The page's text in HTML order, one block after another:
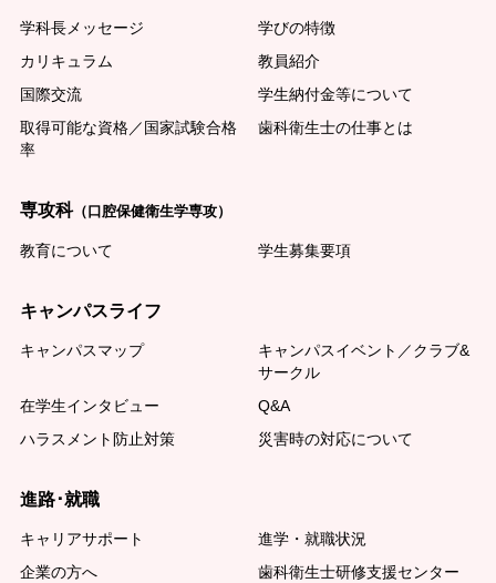
学科長メッセージ
学びの特徴
カリキュラム
教員紹介
国際交流
学生納付金等について
取得可能な資格／国家試験合格
率
歯科衛生士の仕事とは
専攻科（口腔保健衛生学専攻）
教育について 学生募集要項
キャンパスライフ
キャンパスマップ
キャンパスイベント／クラブ&
サークル
在学生インタビュー
Q&A
ハラスメント防止対策
災害時の対応について
進路･就職
キャリアサポート
進学・就職状況
企業の方へ
歯科衛生士研修支援センター